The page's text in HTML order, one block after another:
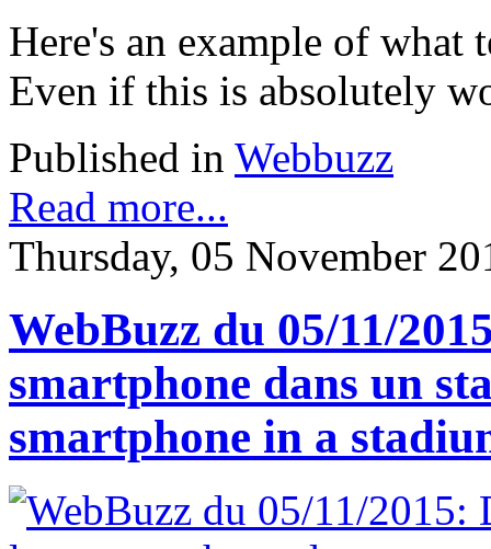
Here's an example of what
Even if this is absolutely
Published in Webbuzz
Read more...
Thursday, 05 November
WebBuzz du 05/11/
smartphone dans un
smartphone in a